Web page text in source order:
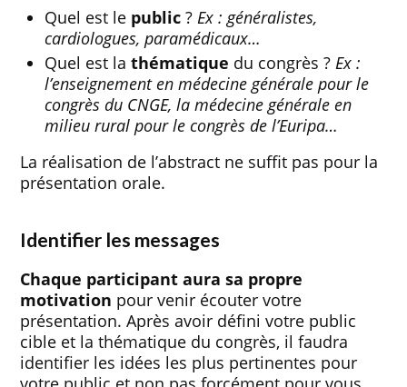
Quel est le public ?Ex : généralistes,
cardiologues, paramédicaux…
Quel est lathématique du congrès ? Ex :
l’enseignement en médecine générale pour le
congrès du CNGE, la médecine générale en
milieu rural pour le congrès de l’Euripa…
La réalisation de l’abstract ne suffit pas pour la
présentation orale.
Identifier les messages
Chaque participant aura sa propre
motivation pour venir écouter votre
présentation. Après avoir défini votre public
cible et la thématique du congrès, il faudra
identifier les idées les plus pertinentes pour